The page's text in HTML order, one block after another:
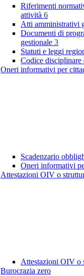
Riferimenti
attività 6
Atti amministrativi
Documenti di
gestionale 3
Statuti e leggi
Codice disciplinare
Oneri informativi per
Scadenzario
Oneri informativi
Attestazioni OIV o
Attestazioni OIV o
Burocrazia zero